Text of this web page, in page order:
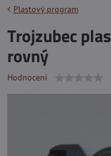
Plastový program
Trojzubec
rovný
Hodnocení